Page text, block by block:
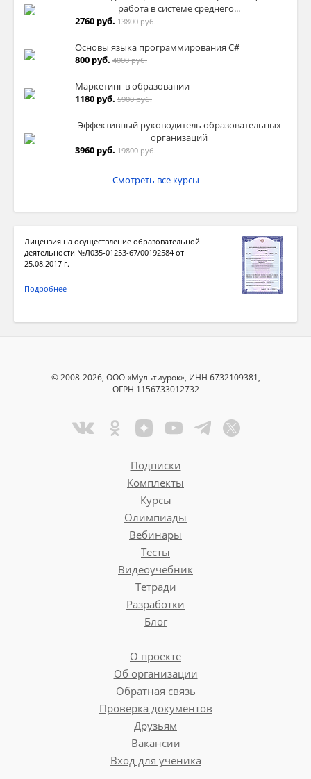
работа в системе среднего...
2760 руб. 13800 руб.
Основы языка программирования C#
800 руб. 4000 руб.
Маркетинг в образовании
1180 руб. 5900 руб.
Эффективный руководитель образовательных
организаций
3960 руб. 19800 руб.
Смотреть все курсы
Лицензия на осуществление образовательной
деятельности №Л035-01253-67/00192584 от
25.08.2017 г.
Подробнее
© 2008-2026, ООО «Мультиурок», ИНН 6732109381,
ОГРН 1156733012732
Подписки
Комплекты
Курсы
Олимпиады
Вебинары
Тесты
Видеоучебник
Тетради
Разработки
Блог
О проекте
Об организации
Обратная связь
Проверка документов
Друзьям
Вакансии
Вход для ученика